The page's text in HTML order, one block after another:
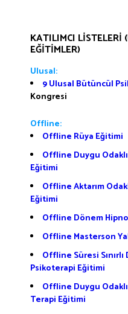
KATILIMCI LISTELERI
EĞITIMLER)
Ulusal:
9 Ulusal Bütüncül
Kongresi
Offline:
Offline Rüya Eğitimi
Offline Duygu
Eğitimi
Offline Aktarım
Eğitimi
Offline Dönem
Offline Masterson
Offline Süresi
Psikoterapi Eğitimi
Offline Duygu
Terapi Eğitimi